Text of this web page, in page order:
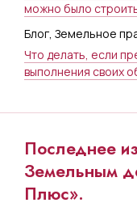
можно было
Блог, Земельное
Что делать, если
выполнения своих
Последнее
Земельным
Плюс».